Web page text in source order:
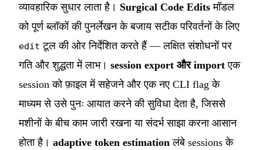
व्यावहारिक सुधार लाता है। Surgical Code Edits मॉडल
को पूर्ण ब्लॉकों की पुनर्लेखन के बजाय सटीक परिवर्तनों के लिए
edit टूल की ओर निर्देशित करते हैं — लक्षित संशोधनों पर
गति और शुद्धता में लाभ। session export और import एक
session को फ़ाइल में सहेजने और एक नए CLI flag के
माध्यम से उसे पुनः आयात करने की सुविधा देता है, जिससे
मशीनों के बीच काम जारी रखना या संदर्भ साझा करना आसान
होता है। adaptive token estimation लंबे sessions के